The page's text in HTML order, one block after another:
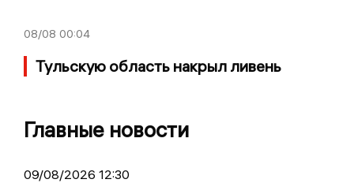
08/08 00:04
Тульскую область накрыл ливень
Главные новости
09/08/2026 12:30